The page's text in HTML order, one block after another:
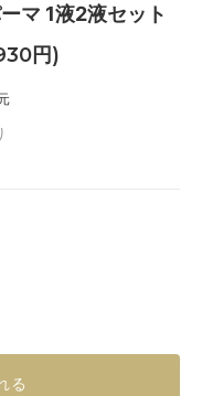
マ 1液2液セット
円)
る